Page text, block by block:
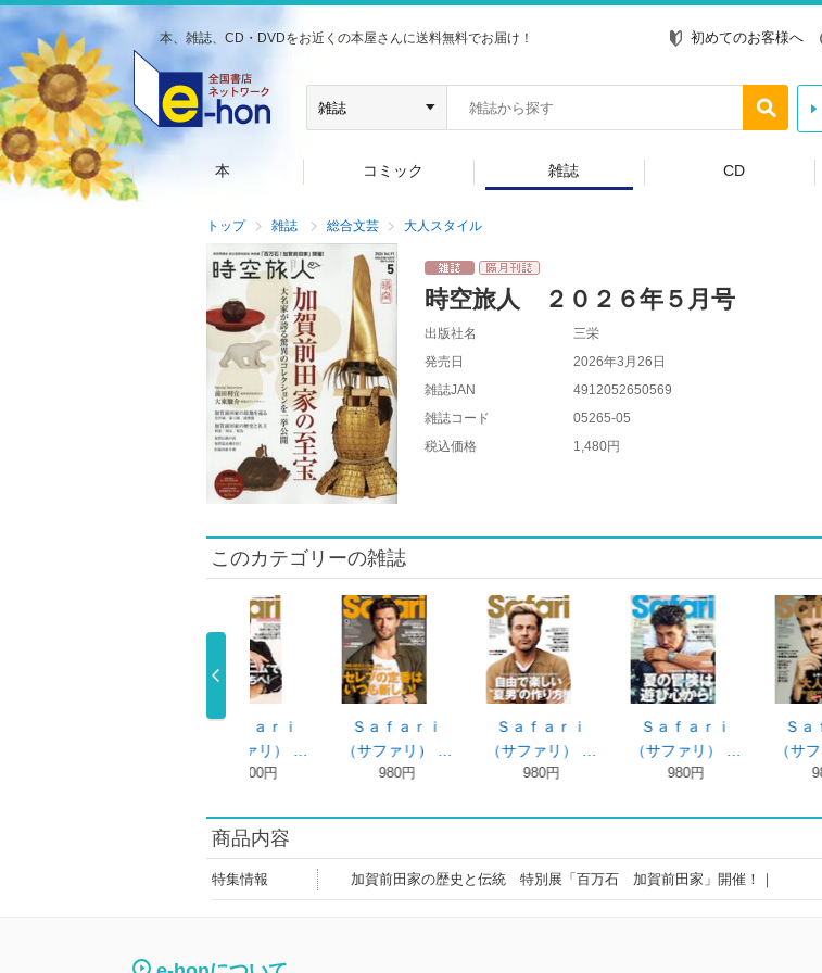
本、雑誌、CD・DVDをお近くの本屋さんに送料無料でお届け！ 初めてのお客様へ
本 コミック 雑誌 CD
トップ 雑誌 総合文芸 大人スタイル
時空旅人 ２０２６年５月号
出版社名
三栄
発売日
2026年3月26日
雑誌JAN
4912052650569
雑誌コード
05265-05
税込価格
1,480円
このカテゴリーの雑誌
Ｓａｆａｒｉ
（サファリ） …
Ｓａｆａｒｉ
（サファリ） …
Ｓａｆａｒｉ
（サファリ） …
Ｓａｆａｒｉ
２０２５年３ …
商品内容
特集情報 加賀前田家の歴史と伝統 特別展「百万石 加賀前田家」開催！｜